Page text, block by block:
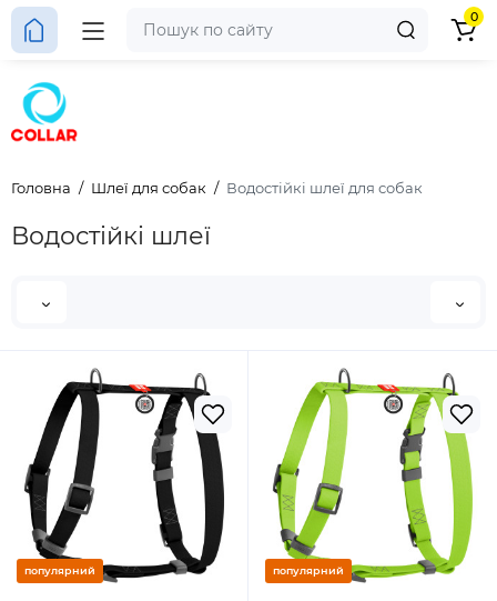
0
Головна Шлеї для собак Водостійкі шлеї для собак
Водостійкі шлеї
популярний популярний